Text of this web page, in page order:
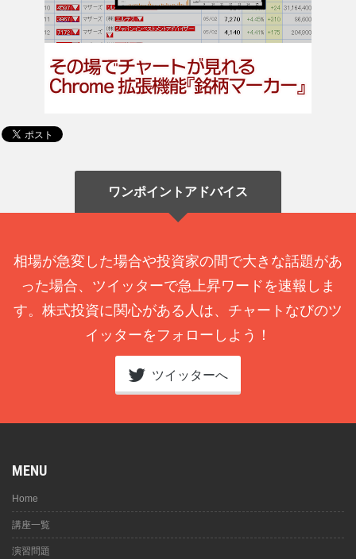
ワンポイントアドバイス
相場が急変した場合や投資家の間で大きな話題があ
った場合、ツイッターで急上昇ワードを速報しま
す。株式投資に関心がある人は、チャートなびのツ
イッターをフォローしよう！
ツイッターへ
MENU
Home
講座一覧
演習問題